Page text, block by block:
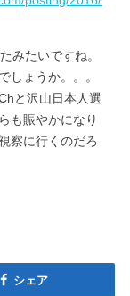
みたいですね。
しょうか。。。
と沢山日本人選
も賑やかになり
察に行くのだろ
シェア